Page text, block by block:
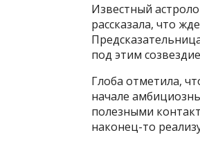
Известный
рассказала, что
под этим
Глоба отметила,
начале
полезными
наконец-то